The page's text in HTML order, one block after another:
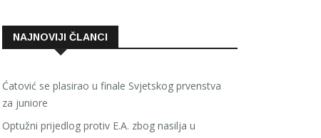
NAJNOVIJI ČLANCI
Ćatović se plasirao u finale Svjetskog prvenstva
za juniore
Optužni prijedlog protiv E.A. zbog nasilja u